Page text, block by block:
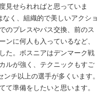
見せられればと思っていま
く、組織的で美しいアクショ
のプレスやパス交換、前のス
に何人も入っているなど、
た。ボスニアはデンマーク戦
ルが強く、テクニックもすご
チ以上の選手が多くいます。
準備をしたいと思います。